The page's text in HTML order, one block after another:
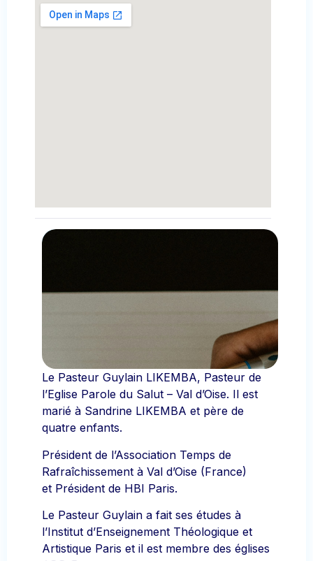
Le Pasteur Guylain LIKEMBA, Pasteur de
l’Eglise Parole du Salut – Val d’Oise. Il est
marié à Sandrine LIKEMBA et père de
quatre enfants.
Président de l’Association Temps de
Rafraîchissement à Val d’Oise (France)
et Président de HBI Paris.
Le Pasteur Guylain a fait ses études à
l’Institut d’Enseignement Théologique et
Artistique Paris et il est membre des églises